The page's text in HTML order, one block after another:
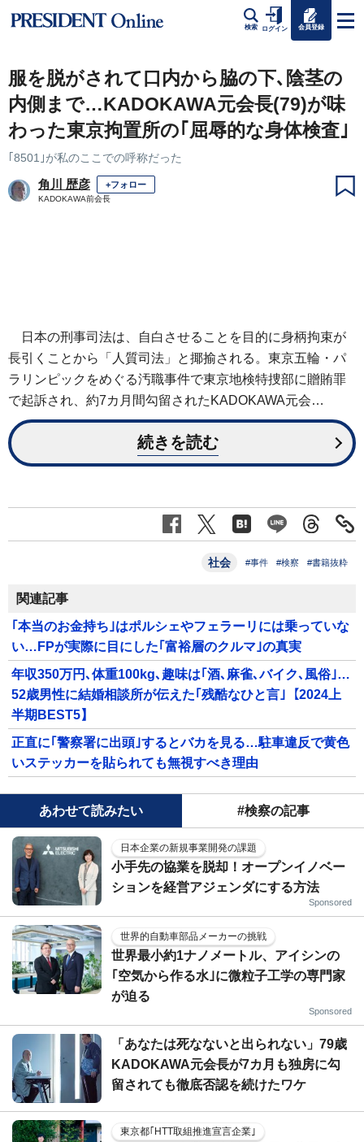
検索 ログイン 会員登録
服を脱がされて口内から脇の下､陰茎の
内側まで…KADOKAWA元会長(79)が味
わった東京拘置所の｢屈辱的な身体検査｣
｢8501｣が私のここでの呼称だった
角川 歴彦 +フォロー
KADOKAWA前会長
日本の刑事司法は、自白させることを目的に身柄拘束が
長引くことから「人質司法」と揶揄される。東京五輪・パ
ラリンピックをめぐる汚職事件で東京地検特捜部に贈賄罪
で起訴され、約7カ月間勾留されたKADOKAWA元会…
続きを読む
社会 #事件 #検察 #書籍抜粋
関連記事
｢本当のお金持ち｣はポルシェやフェラーリには乗っていな
い…FPが実際に目にした｢富裕層のクルマ｣の真実
年収350万円､体重100kg､趣味は｢酒､麻雀､バイク､風俗｣…
52歳男性に結婚相談所が伝えた｢残酷なひと言｣【2024上
半期BEST5】
正直に｢警察署に出頭｣するとバカを見る…駐車違反で黄色
いステッカーを貼られても無視すべき理由
あわせて読みたい #検察の記事
日本企業の新規事業開発の課題
小手先の協業を脱却！オープンイノベー
ションを経営アジェンダにする方法
Sponsored
世界的自動車部品メーカーの挑戦
世界最小約1ナノメートル、アイシンの
｢空気から作る水｣に微粒子工学の専門家
が迫る
Sponsored
「あなたは死なないと出られない」79歳
KADOKAWA元会長が7カ月も独房に勾
留されても徹底否認を続けたワケ
東京都｢HTT取組推進宣言企業｣